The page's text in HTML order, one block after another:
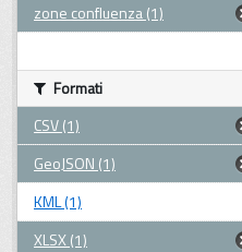
zone confluenza (1)
Formati
CSV (1)
GeoJSON (1)
KML (1)
XLSX (1)